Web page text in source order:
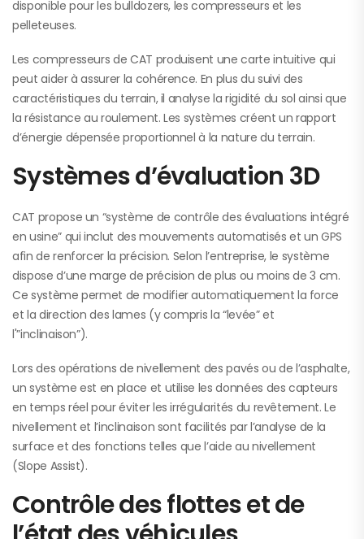
disponible pour les bulldozers, les compresseurs et les
pelleteuses.
Les compresseurs de CAT produisent une carte intuitive qui
peut aider à assurer la cohérence. En plus du suivi des
caractéristiques du terrain, il analyse la rigidité du sol ainsi que
la résistance au roulement. Les systèmes créent un rapport
d’énergie dépensée proportionnel à la nature du terrain.
Systèmes d’évaluation 3D
CAT propose un “système de contrôle des évaluations intégré
en usine” qui inclut des mouvements automatisés et un GPS
afin de renforcer la précision. Selon l’entreprise, le système
dispose d’une marge de précision de plus ou moins de 3 cm.
Ce système permet de modifier automatiquement la force
et la direction des lames (y compris la “levée” et
l'”inclinaison”).
Lors des opérations de nivellement des pavés ou de l’asphalte,
un système est en place et utilise les données des capteurs
en temps réel pour éviter les irrégularités du revêtement. Le
nivellement et l’inclinaison sont facilités par l’analyse de la
surface et des fonctions telles que l’aide au nivellement
(Slope Assist).
Contrôle des flottes et de